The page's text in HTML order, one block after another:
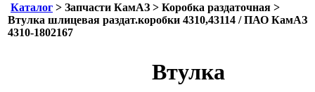
Каталог > Запчасти КамАЗ > Коробка раздаточная >
Втулка шлицевая раздат.коробки 4310,43114 / ПАО КамАЗ
4310-1802167
Втулка